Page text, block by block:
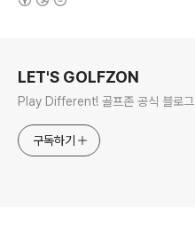
LET'S GOLFZON
Play Different! 골프존 공식 블로그
구독하기